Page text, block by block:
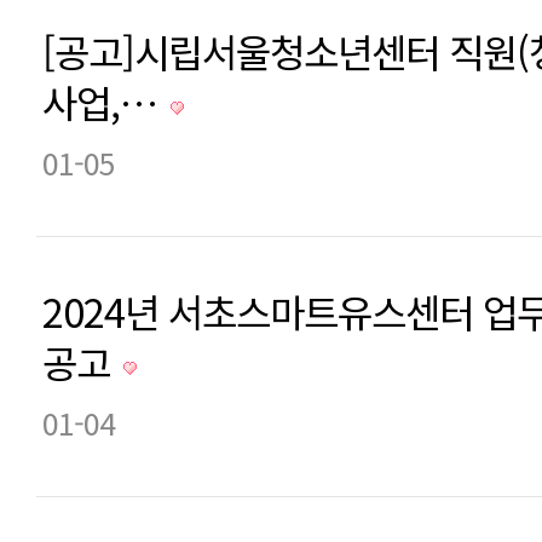
[공고]시립서울청소년센터 직원
사업,…
01-05
2024년 서초스마트유스센터 업
공고
01-04